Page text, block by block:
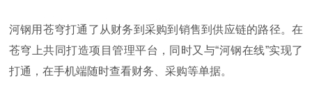
河钢用苍穹打通了从财务到采购到销售到供应链的路径。在
苍穹上共同打造项目管理平台，同时又与“河钢在线”实现了
打通，在手机端随时查看财务、采购等单据。